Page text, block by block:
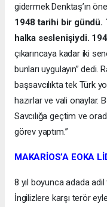
gidermek Denktaş’ın
1948 tarihi bir gündü.
halka seslenişiydi.
çıkarıncaya kadar iki
bunları uygulayın” dedi.
başsavcılıkta tek Türk
hazırlar ve vali onaylar.
Savcılığa geçtim ve
görev yaptım.”
MAKARİOS’A EOKA
8 yıl boyunca adada
İngilizlere karşı terör